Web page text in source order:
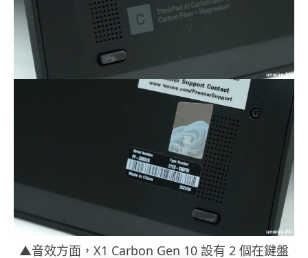
▲音效方面，X1 Carbon Gen 10 設有 2 個在鍵盤